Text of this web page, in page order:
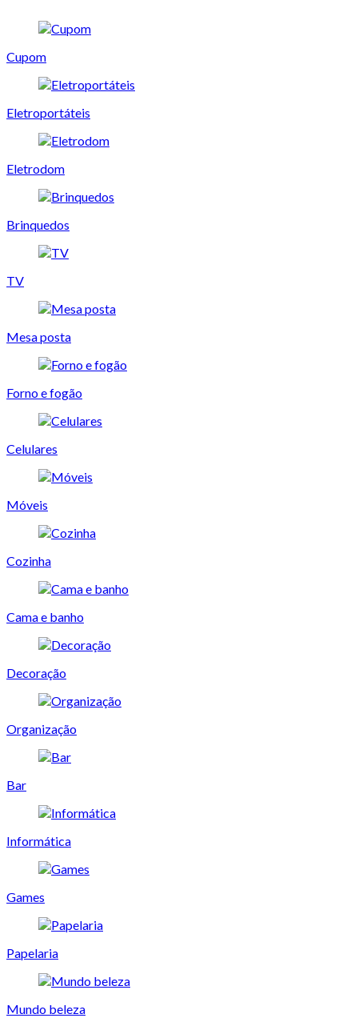
Cupom
Eletroportáteis
Eletrodom
Brinquedos
TV
Mesa posta
Forno e fogão
Celulares
Móveis
Cozinha
Cama e banho
Decoração
Organização
Bar
Informática
Games
Papelaria
Mundo beleza